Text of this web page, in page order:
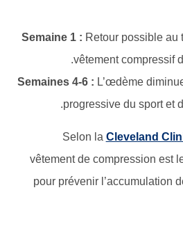
Semaine 1 :Retour possible
vêtement
Semaines 4-6 :L’œdème
progressive du sport
Cleveland
vêtement de compression
pour prévenir